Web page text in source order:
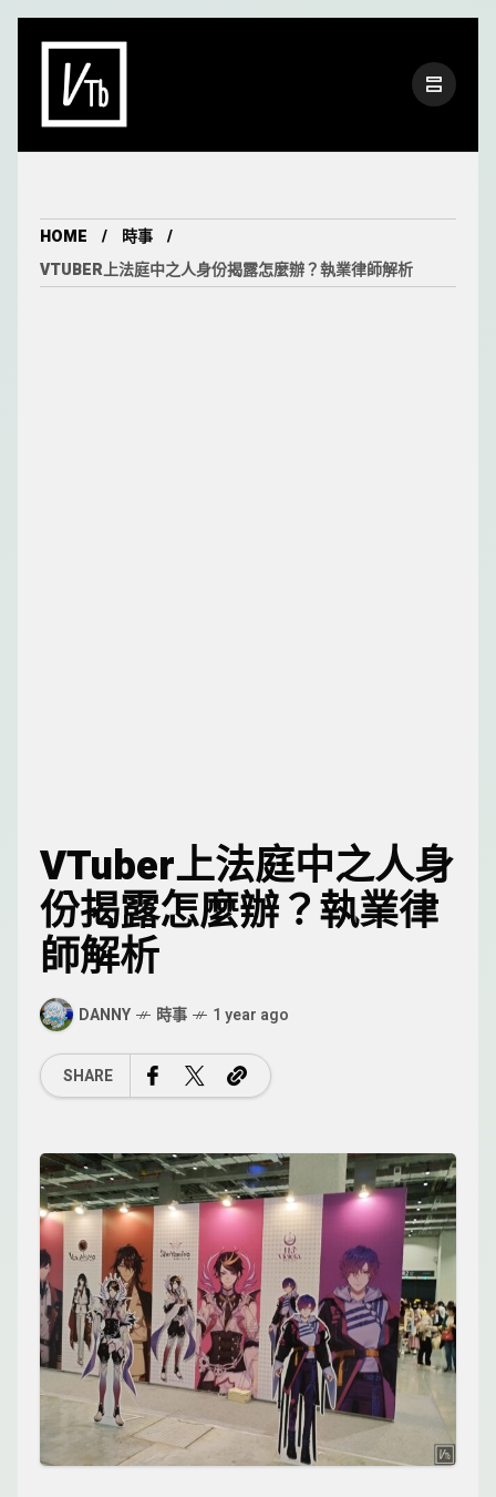
HOME
時事
VTUBER上法庭中之人身份揭露怎麼辦？執業律師解析
VTuber上法庭中之人身
份揭露怎麼辦？執業律
師解析
DANNY 時事 1 year ago
SHARE